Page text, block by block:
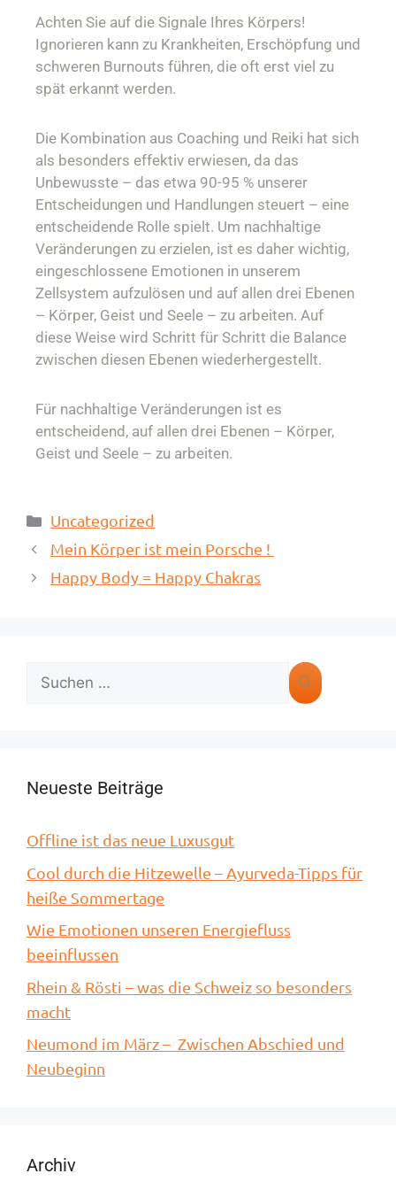
Achten Sie auf die Signale Ihres Körpers!
Ignorieren kann zu Krankheiten, Erschöpfung und
schweren Burnouts führen, die oft erst viel zu
spät erkannt werden.
Die Kombination aus Coaching und Reiki hat sich
als besonders effektiv erwiesen, da das
Unbewusste – das etwa 90-95 % unserer
Entscheidungen und Handlungen steuert – eine
entscheidende Rolle spielt. Um nachhaltige
Veränderungen zu erzielen, ist es daher wichtig,
eingeschlossene Emotionen in unserem
Zellsystem aufzulösen und auf allen drei Ebenen
– Körper, Geist und Seele – zu arbeiten. Auf
diese Weise wird Schritt für Schritt die Balance
zwischen diesen Ebenen wiederhergestellt.
Für nachhaltige Veränderungen ist es
entscheidend, auf allen drei Ebenen – Körper,
Geist und Seele – zu arbeiten.
Uncategorized
Mein Körper ist mein Porsche !
Happy Body = Happy Chakras
Neueste Beiträge
Offline ist das neue Luxusgut
Cool durch die Hitzewelle – Ayurveda-Tipps für
heiße Sommertage
Wie Emotionen unseren Energiefluss
beeinflussen
Rhein & Rösti – was die Schweiz so besonders
macht
Neumond im März – Zwischen Abschied und
Neubeginn
Archiv